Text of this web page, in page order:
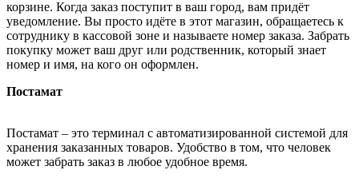
корзине. Когда заказ поступит в ваш город, вам придёт
уведомление. Вы просто идёте в этот магазин, обращаетесь к
сотруднику в кассовой зоне и называете номер заказа. Забрать
покупку может ваш друг или родственник, который знает
номер и имя, на кого он оформлен.
Постамат
Постамат – это терминал с автоматизированной системой для
хранения заказанных товаров. Удобство в том, что человек
может забрать заказ в любое удобное время.